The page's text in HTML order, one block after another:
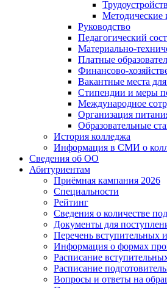
Руководство
Педагогический
Материально-
Платные
Финансово-
Вакантные места
Стипендии и меры
Международное
Организация
Образовательные
История колледжа
Информация в СМИ о
Сведения об ОО
Абитуриентам
Приёмная кампания 2026
Специальности
Рейтинг
Сведения о количестве
Документы для
Перечень вступительных
Информация о формах
Расписание
Расписание
Вопросы и ответы на